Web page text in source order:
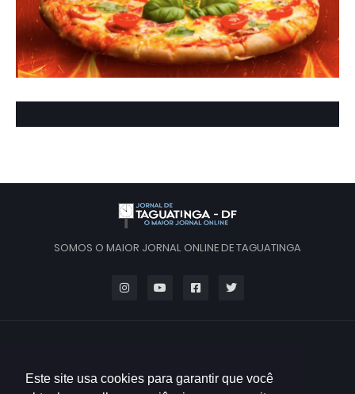
Este site usa cookies para garantir que você
SOMOS O MAIOR JORNAL ONLINE DE TAGUATINGA